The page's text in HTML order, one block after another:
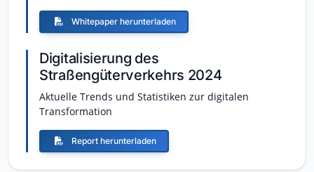
Whitepaper herunterladen
Digitalisierung des
Straßengüterverkehrs 2024
Aktuelle Trends und Statistiken zur digitalen
Transformation
Report herunterladen